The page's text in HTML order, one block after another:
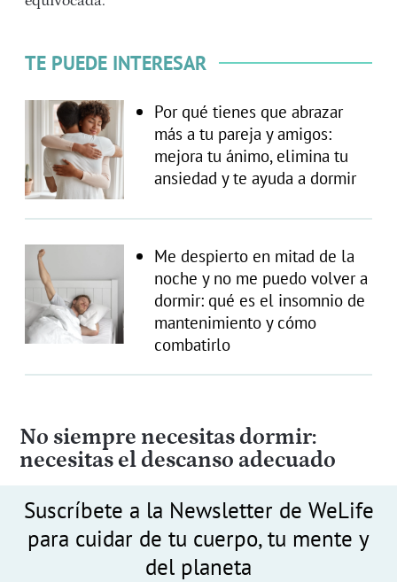
TE PUEDE INTERESAR
Por qué tienes que abrazar
más a tu pareja y amigos:
mejora tu ánimo, elimina tu
ansiedad y te ayuda a dormir
Me despierto en mitad de la
noche y no me puedo volver a
dormir: qué es el insomnio de
mantenimiento y cómo
combatirlo
No siempre necesitas dormir:
necesitas el descanso adecuado
Suscríbete a la Newsletter de WeLife
para cuidar de tu cuerpo, tu mente y
del planeta